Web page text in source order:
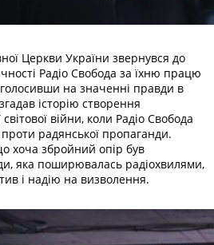
Церкви України звернувся до
Радіо Свобода за їхню працю
на значенні правди в
історію створення
світової війни, коли Радіо Свобода
радянської пропаганди.
хоча збройний опір був
яка поширювалась радіохвилями,
і надію на визволення.